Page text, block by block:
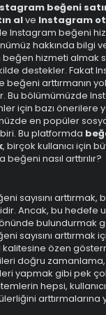
beğeni
alve Instagram
Instagram beğeni
hakkında bilgi
beğen hizmeti almak
destekler. Fakat
arttırmanın
Bu bölümümüzde
için bazı önerilere
en popüler
Bu platformda
, birçok kullanıcı için
nasıl arttırılır?
sayısını arttırmak,
Ancak, bu hedefe
bulundurmak
sayısını arttırmak
özen
doğru
yapmak gibi pek
hepsi,
arttırmalarına